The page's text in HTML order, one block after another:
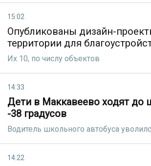
15:02
Опубликованы дизайн-
территории для
Их 10, по числу объектов
14:33
Дети в Маккавеево ходят до
-38 градусов
Водитель школьного автобуса
14:22